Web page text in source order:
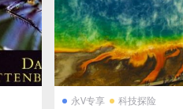
永V专享 科技探险